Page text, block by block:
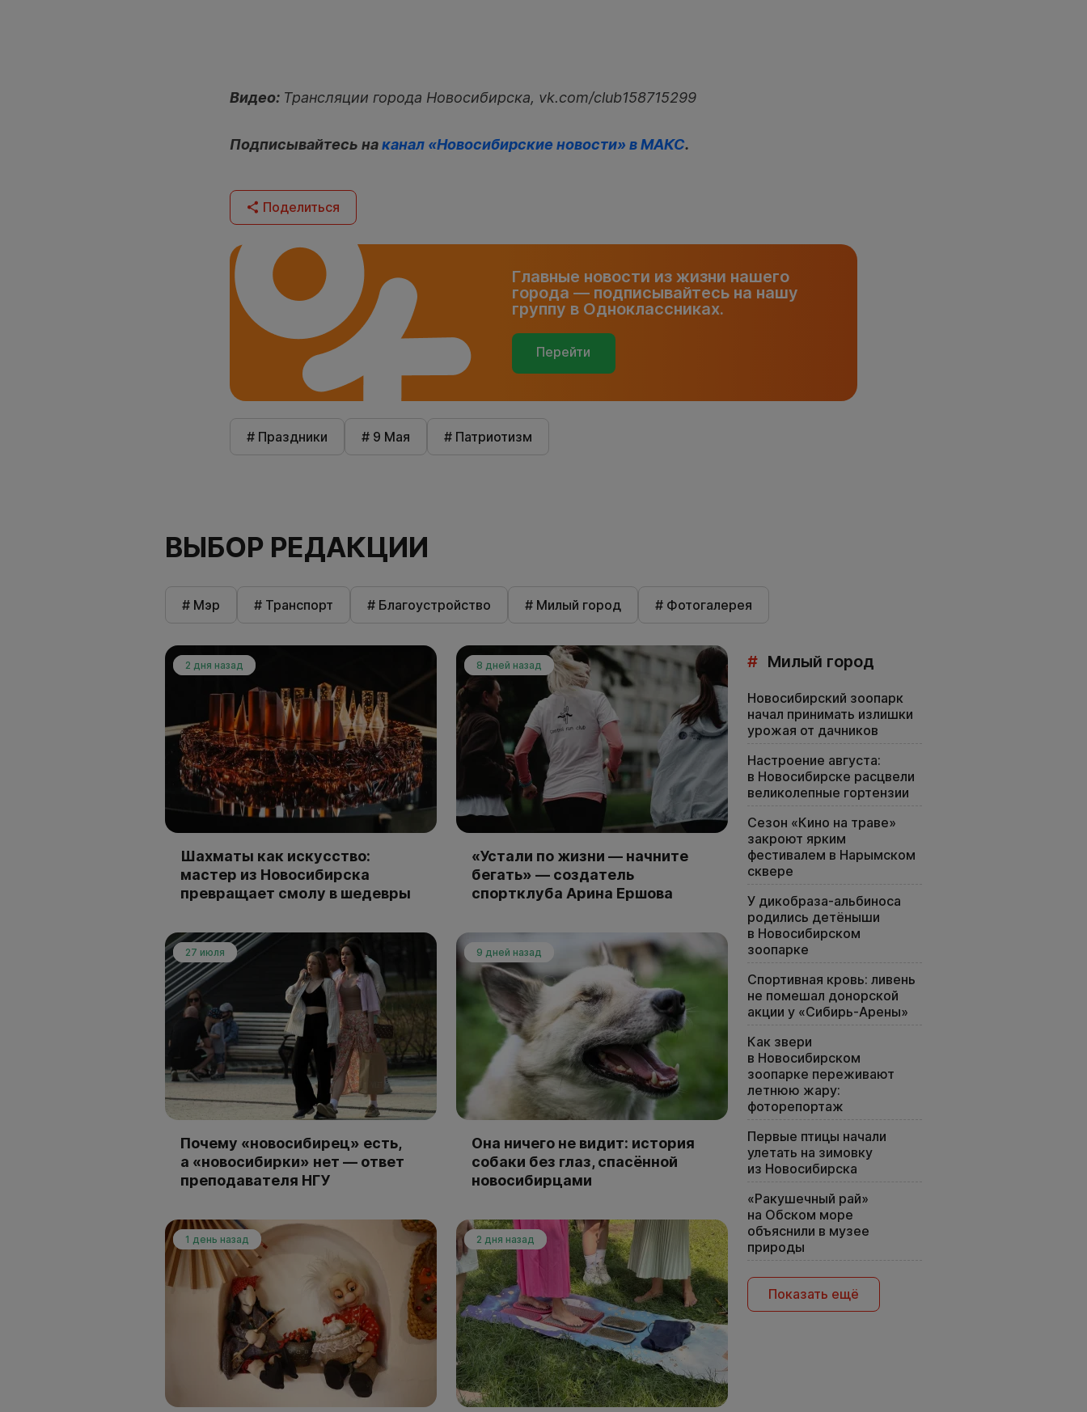
Видео: Трансляции города Новосибирска, vk.com/club158715299
Подписывайтесь наканал «Новосибирские новости» в МАКС.
Поделиться
Главные новости из жизни нашего
города — подписывайтесь на нашу
группу в Одноклассниках.
Перейти
# Праздники # 9 Мая # Патриотизм
ВЫБОР РЕДАКЦИИ
# Мэр # Транспорт # Благоустройство # Милый город # Фотогалерея
2 дня назад
Шахматы как искусство:
мастер из Новосибирска
превращает смолу в шедевры
8 дней назад
«Устали по жизни — начните
бегать» — создатель
спортклуба Арина Ершова
27 июля
Почему «новосибирец» есть,
а «новосибирки» нет — ответ
преподавателя НГУ
9 дней назад
Она ничего не видит: история
собаки без глаз, спасённой
новосибирцами
1 день назад 2 дня назад
# Милый город
Новосибирский зоопарк
начал принимать излишки
урожая от дачников
Настроение августа:
в Новосибирске расцвели
великолепные гортензии
Сезон «Кино на траве»
закроют ярким
фестивалем в Нарымском
сквере
У дикобраза-альбиноса
родились детёныши
в Новосибирском
зоопарке
Спортивная кровь: ливень
не помешал донорской
акции у «Сибирь-Арены»
Как звери
в Новосибирском
зоопарке переживают
летнюю жару:
фоторепортаж
Первые птицы начали
улетать на зимовку
из Новосибирска
«Ракушечный рай»
на Обском море
объяснили в музее
природы
Показать ещё